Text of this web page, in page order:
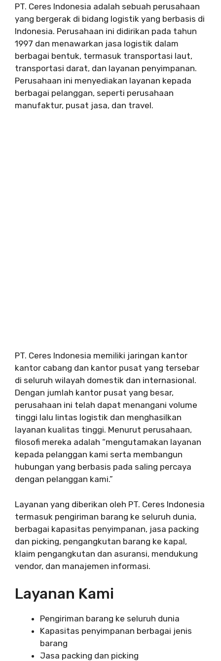
PT. Ceres Indonesia adalah sebuah perusahaan
yang bergerak di bidang logistik yang berbasis di
Indonesia. Perusahaan ini didirikan pada tahun
1997 dan menawarkan jasa logistik dalam
berbagai bentuk, termasuk transportasi laut,
transportasi darat, dan layanan penyimpanan.
Perusahaan ini menyediakan layanan kepada
berbagai pelanggan, seperti perusahaan
manufaktur, pusat jasa, dan travel.
PT. Ceres Indonesia memiliki jaringan kantor
kantor cabang dan kantor pusat yang tersebar
di seluruh wilayah domestik dan internasional.
Dengan jumlah kantor pusat yang besar,
perusahaan ini telah dapat menangani volume
tinggi lalu lintas logistik dan menghasilkan
layanan kualitas tinggi. Menurut perusahaan,
filosofi mereka adalah “mengutamakan layanan
kepada pelanggan kami serta membangun
hubungan yang berbasis pada saling percaya
dengan pelanggan kami.”
Layanan yang diberikan oleh PT. Ceres Indonesia
termasuk pengiriman barang ke seluruh dunia,
berbagai kapasitas penyimpanan, jasa packing
dan picking, pengangkutan barang ke kapal,
klaim pengangkutan dan asuransi, mendukung
vendor, dan manajemen informasi.
Layanan Kami
Pengiriman barang ke seluruh dunia
Kapasitas penyimpanan berbagai jenis
barang
Jasa packing dan picking